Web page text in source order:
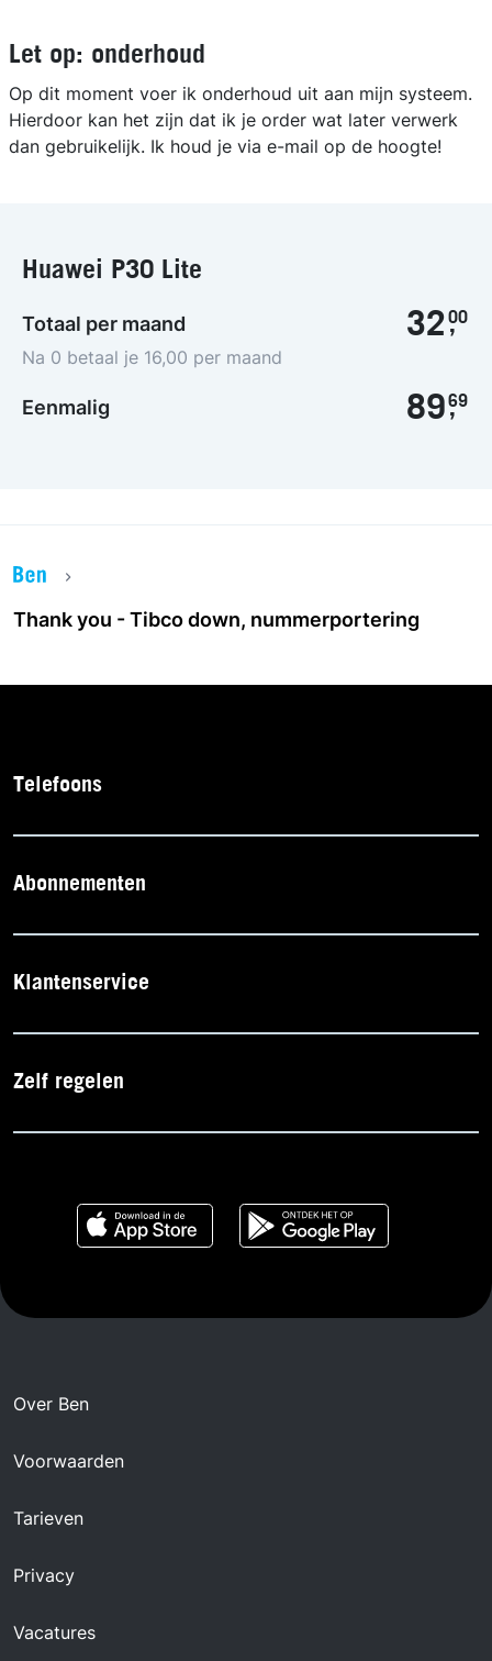
Let op: onderhoud
Op dit moment voer ik onderhoud uit aan mijn systeem.
Hierdoor kan het zijn dat ik je order wat later verwerk
dan gebruikelijk. Ik houd je via e-mail op de hoogte!
Huawei P30 Lite
Totaal per maand 32,
00
Na 0 betaal je 16,00 per maand
Eenmalig 89,
69
Thank you - Tibco down, nummerportering
Telefoons
Abonnementen
Klantenservice
Zelf regelen
Over Ben
Voorwaarden
Tarieven
Privacy
Vacatures